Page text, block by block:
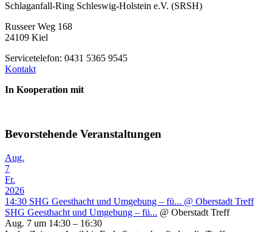
Schlaganfall-Ring Schleswig-Holstein e.V. (SRSH)
Russeer Weg 168
24109 Kiel
Servicetelefon: 0431 5365 9545
Kontakt
In Kooperation mit
Bevorstehende Veranstaltungen
Aug.
7
Fr.
2026
14:30 SHG Geesthacht und Umgebung – fü... @ Oberstadt Treff
SHG Geesthacht und Umgebung – fü... @ Oberstadt Treff
Aug. 7 um 14:30 – 16:30